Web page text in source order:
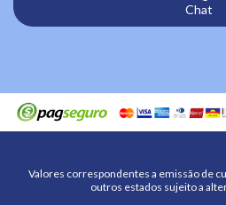
Chat
Valores correspondentes a emissão de
outros estados sujeito a